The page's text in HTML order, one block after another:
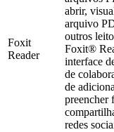
Foxit
Reader
abrir,
arquivo
outros
Foxit®
interface
de
de
preencher
redes